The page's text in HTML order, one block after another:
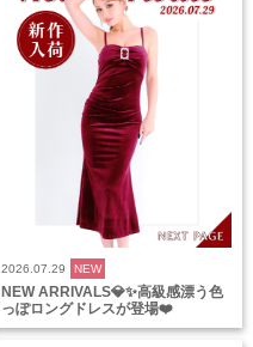
2026.07.29 NEW
NEW ARRIVALS💎✨高級感漂う色
っぽロングドレスが登場❤️